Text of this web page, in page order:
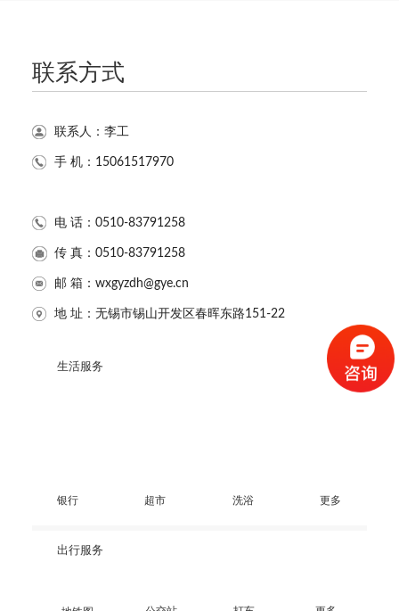
联系方式
联系人：李工
手 机：15061517970
电 话：0510-83791258
传 真：0510-83791258
邮 箱：wxgyzdh@gye.cn
地 址：无锡市锡山开发区春晖东路151-22